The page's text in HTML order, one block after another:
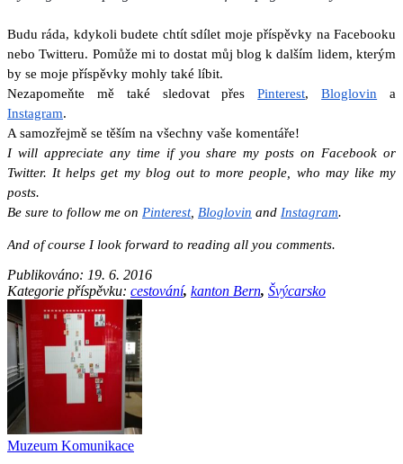
Budu ráda, kdykoli budete chtít sdílet moje příspěvky na Facebooku
nebo Twitteru. Pomůže mi to dostat můj blog k dalším lidem, kterým
by se moje příspěvky mohly také líbit.
Nezapomeňte mě také sledovat přes Pinterest, Bloglovin
Instagram.
A samozřejmě se těším na všechny vaše komentáře!
I will appreciate any time if you share my posts on Facebook or
Twitter. It helps get my blog out to more people, who may like my
posts.
Be sure to follow me on Pinterest, Bloglovin and Instagram.
And of course I look forward to reading all you comments.
Publikováno: 19. 6. 2016
Kategorie příspěvku: cestování, kanton Bern, Švýcarsko
Muzeum Komunikace